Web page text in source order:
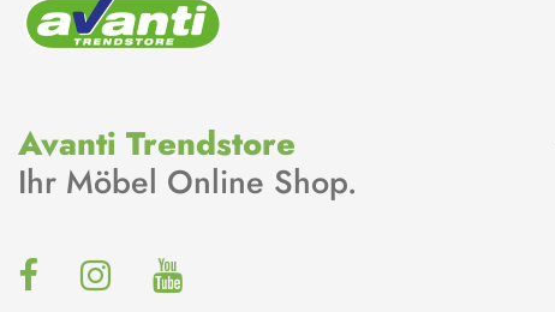
Avanti Trendstore
Ihr Möbel Online Shop.